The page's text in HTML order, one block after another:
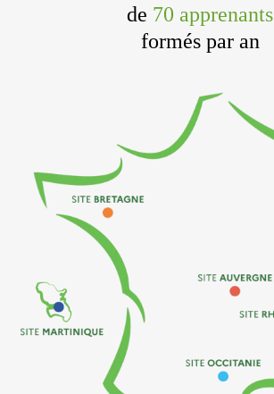
de 70 apprenants
formés par an